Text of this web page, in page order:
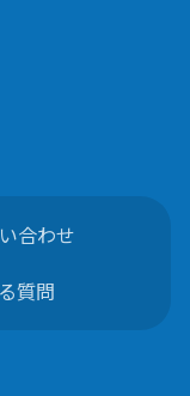
合わせ
質問